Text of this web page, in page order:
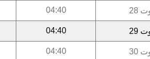
28
04:40
29
04:40
30
04:40